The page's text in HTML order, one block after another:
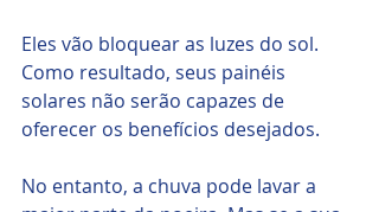
Eles vão bloquear as luzes do sol.
Como resultado, seus painéis
solares não serão capazes de
oferecer os benefícios desejados.
No entanto, a chuva pode lavar a